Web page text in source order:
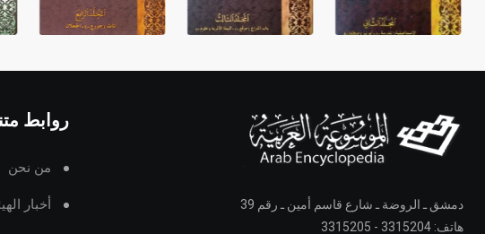
دمشق ـ الروضة ـ شارع قاسم أمين ـ رقم 39
هاتف: 3315204 - 3315205
روابط
من نحن
أخبار